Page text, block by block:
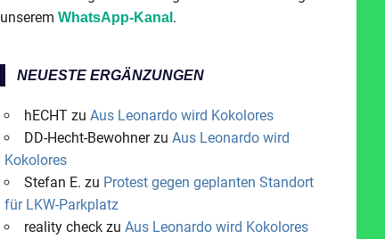
unserem WhatsApp-Kanal .
NEUESTE ERGÄNZUNGEN
hECHTzu Aus Leonardo wird Kokolores
DD-Hecht-Bewohnerzu Aus Leonardo wird
Kokolores
Stefan E. zu Protest gegen geplanten Standort
für LKW-Parkplatz
reality checkzu Aus Leonardo wird Kokolores